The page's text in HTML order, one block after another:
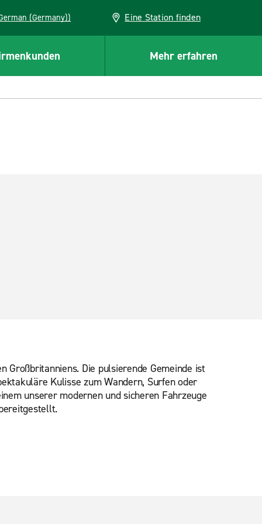
(German (Germany)) Eine Station finden
Mehr erfahren
Die pulsierende Gemeinde ist
Kulisse zum Wandern, Surfen oder
unserer modernen und sicheren Fahrzeuge